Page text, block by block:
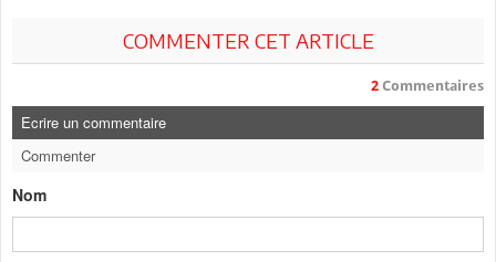
COMMENTER CET ARTICLE
2 Commentaires
Ecrire un commentaire
Commenter
Nom